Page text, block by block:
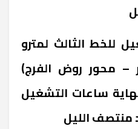
للخط الثالث لمترو
– محور روض الفرج)
صباحاً ونهاية ساعات التشغيل